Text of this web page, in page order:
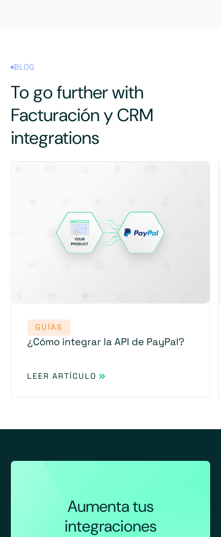
BLOG
To go further with
Facturación y CRM
integrations
GUÍAS
¿Cómo integrar la API de PayPal?
LEER ARTÍCULO
Aumenta tus
integraciones